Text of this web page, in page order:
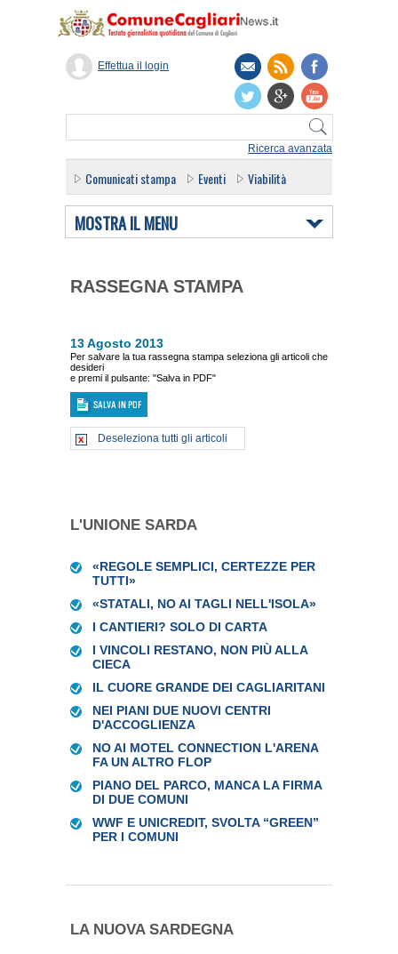
Ricerca avanzata
Effettua il login
Comunicati stampa Eventi Viabilità
MOSTRA IL MENU
RASSEGNA STAMPA
13 Agosto 2013
Per salvare la tua rassegna stampa seleziona gli articoli che
desideri
e premi il pulsante: "Salva in PDF"
Deseleziona tutti gli articoli
L'UNIONE SARDA
«REGOLE SEMPLICI, CERTEZZE PER
TUTTI»
«STATALI, NO AI TAGLI NELL'ISOLA»
I CANTIERI? SOLO DI CARTA
I VINCOLI RESTANO, NON PIÙ ALLA
CIECA
IL CUORE GRANDE DEI CAGLIARITANI
NEI PIANI DUE NUOVI CENTRI
D'ACCOGLIENZA
NO AI MOTEL CONNECTION L'ARENA
FA UN ALTRO FLOP
PIANO DEL PARCO, MANCA LA FIRMA
DI DUE COMUNI
WWF E UNICREDIT, SVOLTA “GREEN”
PER I COMUNI
LA NUOVA SARDEGNA